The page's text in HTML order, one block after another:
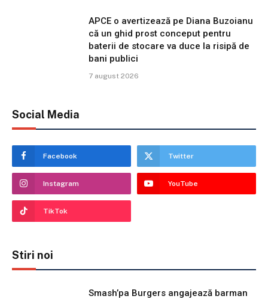
APCE o avertizează pe Diana Buzoianu
că un ghid prost conceput pentru
baterii de stocare va duce la risipă de
bani publici
7 august 2026
Social Media
Facebook Twitter
Instagram YouTube
TikTok
Stiri noi
Smash’pa Burgers angajează barman